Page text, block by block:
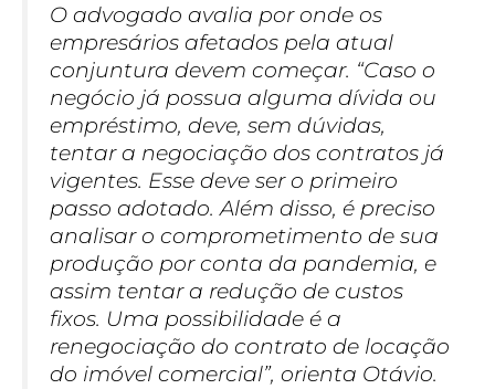
O advogado avalia por onde os
empresários afetados pela atual
conjuntura devem começar. “Caso o
negócio já possua alguma dívida ou
empréstimo, deve, sem dúvidas,
tentar a negociação dos contratos já
vigentes. Esse deve ser o primeiro
passo adotado. Além disso, é preciso
analisar o comprometimento de sua
produção por conta da pandemia, e
assim tentar a redução de custos
fixos. Uma possibilidade é a
renegociação do contrato de locação
do imóvel comercial”, orienta Otávio.